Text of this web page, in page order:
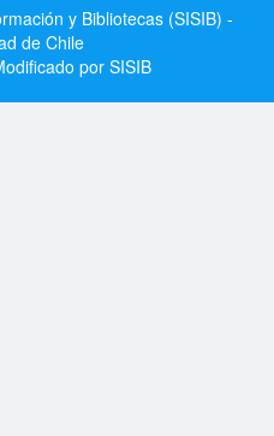
y Bibliotecas (SISIB) -
de Chile
por SISIB